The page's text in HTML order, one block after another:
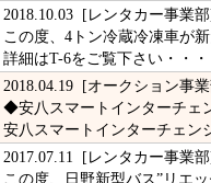
2018.10.03 [レンタカー事業
この度、4トン冷蔵冷凍車が
詳細はT-6をご覧下さい・・・
2018.04.19 [オークション事
◆安八スマートインターチェ
安八スマートインターチェン
2017.07.11 [レンタカー事業
この度、日野新型バス”リエ